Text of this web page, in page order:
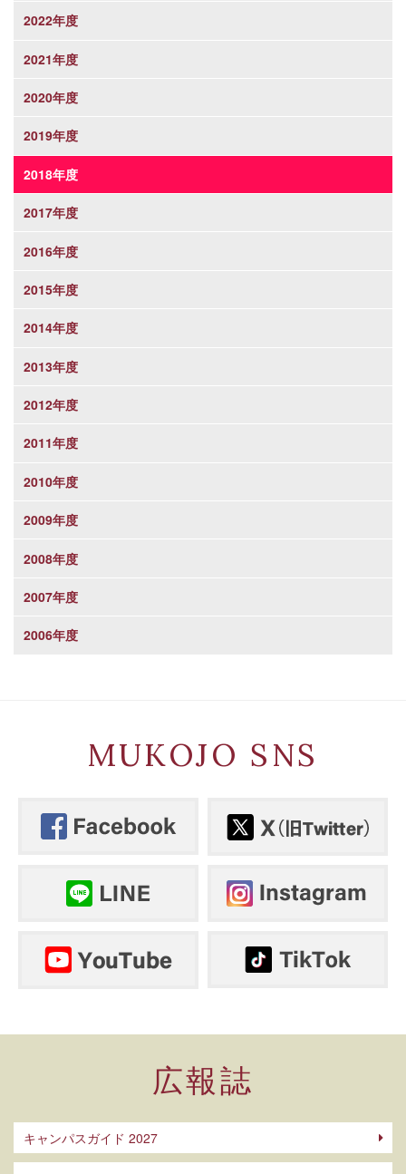
2022年度
2021年度
2020年度
2019年度
2018年度
2017年度
2016年度
2015年度
2014年度
2013年度
2012年度
2011年度
2010年度
2009年度
2008年度
2007年度
2006年度
MUKOJO SNS
広報誌
キャンパスガイド 2027